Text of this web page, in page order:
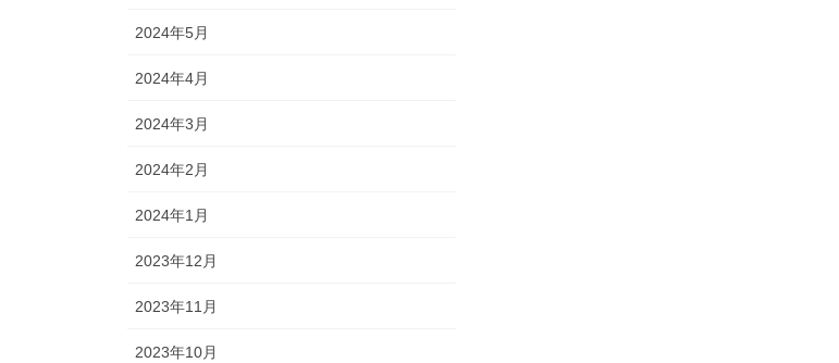
2024年5月
2024年4月
2024年3月
2024年2月
2024年1月
2023年12月
2023年11月
2023年10月